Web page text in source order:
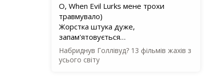
О, When Evil Lurks мене трохи
травмувало)
Жорстка штука дуже,
запам'ятовується…
Набриднув Голлівуд? 13 фільмів жахів з
усього світу